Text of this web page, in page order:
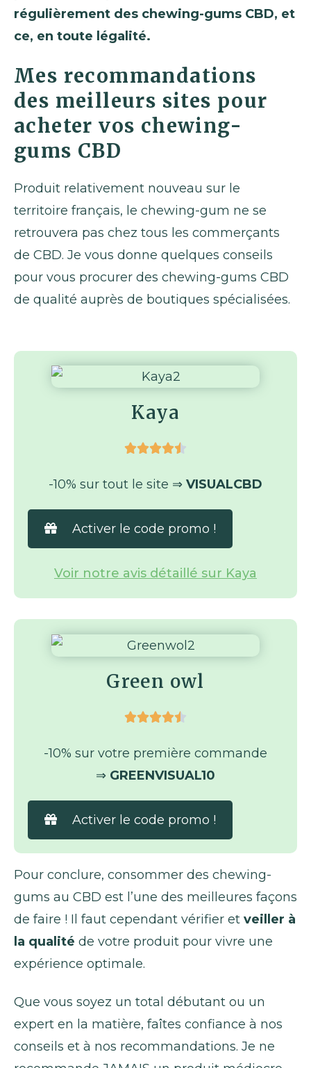
régulièrement des chewing-gums CBD, et
ce, en toute légalité.
Mes recommandations
des meilleurs sites pour
acheter vos chewing-
gums CBD
Produit relativement nouveau sur le
territoire français, le chewing-gum ne se
retrouvera pas chez tous les commerçants
de CBD. Je vous donne quelques conseils
pour vous procurer des chewing-gums CBD
de qualité auprès de boutiques spécialisées.
Kaya

-10% sur tout le site ⇒ VISUALCBD
Activer le code promo !
Voir notre avis détaillé sur Kaya
Green owl

-10% sur votre première commande
⇒ GREENVISUAL10
Activer le code promo !
Pour conclure, consommer des chewing-
gums au CBD est l’une des meilleures façons
de faire ! Il faut cependant vérifier et veiller à
la qualité de votre produit pour vivre une
expérience optimale.
Que vous soyez un total débutant ou un
expert en la matière, faîtes confiance à nos
conseils et à nos recommandations. Je ne